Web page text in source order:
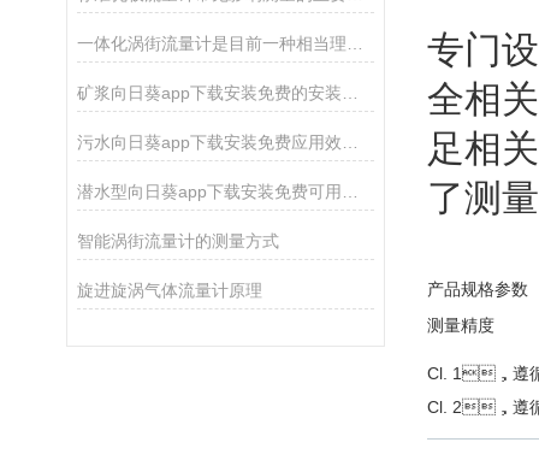
智能涡街流量计的测量方式
旋进旋涡气体流量计原理
专门设
全相关
足相
了测量
产品规格参数
测量精度
Cl. 1，遵
Cl. 2，遵